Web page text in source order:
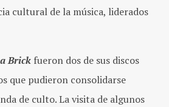
cultural de la música, liderados
Brick fueron dos de sus discos
que pudieron consolidarse
de culto. La visita de algunos